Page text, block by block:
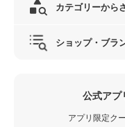
カテゴリーから
ショップ・ブラ
公式アプ
アプリ限定ク